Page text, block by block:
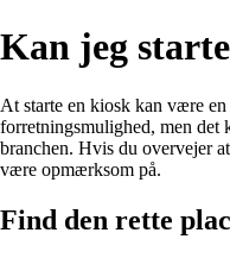
Kan jeg
At starte en kiosk kan være
forretningsmulighed, men
branchen. Hvis du overvejer
være opmærksom på.
Find den rette